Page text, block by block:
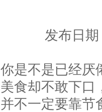
发布日
你是不是已经厌
美食却不敢下口
并不一定要靠